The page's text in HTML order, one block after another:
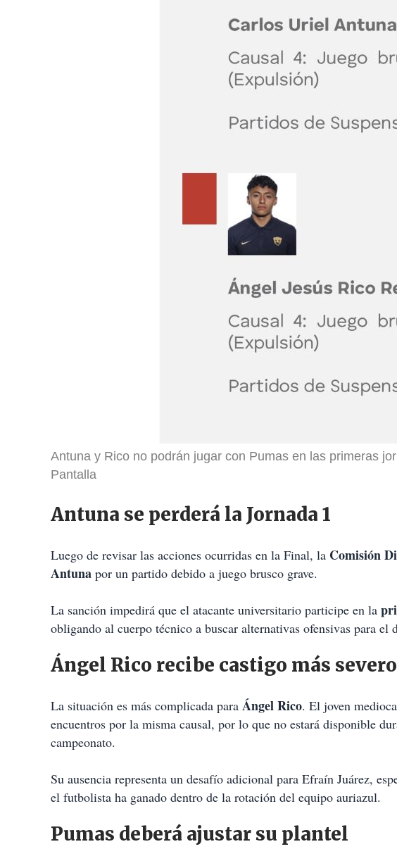
Antuna y Rico no podrán jugar con Pumas en las primeras
Pantalla
Antuna se perderá la Jornada 1
Luego de revisar las acciones ocurridas en la Final, la Comisión
Antuna por un partido debido a juego brusco grave.
La sanción impedirá que el atacante universitario participe en la
obligando al cuerpo técnico a buscar alternativas ofensivas para el
Ángel Rico recibe castigo más severo
La situación es más complicada para Ángel Rico. El joven
encuentros por la misma causal, por lo que no estará disponible
campeonato.
Su ausencia representa un desafío adicional para Efraín Juárez,
el futbolista ha ganado dentro de la rotación del equipo auriazul.
Pumas deberá ajustar su plantel